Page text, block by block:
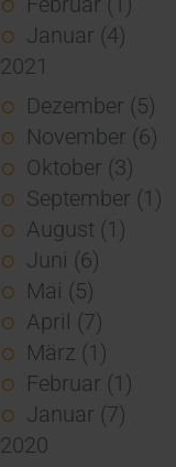
Januar (4)
2021
Dezember (5)
November (6)
Oktober (3)
September (1)
August (1)
Juni (6)
Mai (5)
April (7)
März (1)
Februar (1)
Januar (7)
2020